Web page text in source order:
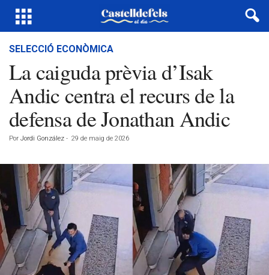
SELECCIÓ ECONÒMICA
La caiguda prèvia d’Isak
Andic centra el recurs de la
defensa de Jonathan Andic
Por Jordi González - 29 de maig de 2026